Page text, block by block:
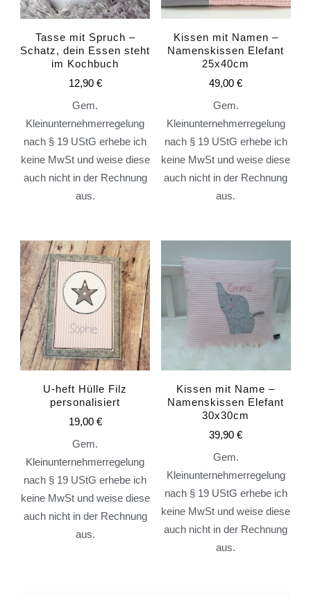
Tasse mit Spruch –
Schatz, dein Essen steht
im Kochbuch
12,90 €
Gem.
Kleinunternehmerregelung
nach § 19 UStG erhebe ich
keine MwSt und weise diese
auch nicht in der Rechnung
aus.
Kissen mit Namen –
Namenskissen Elefant
25x40cm
49,00€
Gem.
Kleinunternehmerregelung
nach § 19 UStG erhebe ich
keine MwSt und weise diese
auch nicht in der Rechnung
aus.
U-heft Hülle Filz
personalisiert
19,00 €
Gem.
Kleinunternehmerregelung
nach § 19 UStG erhebe ich
keine MwSt und weise diese
auch nicht in der Rechnung
aus.
Kissen mit Name –
Namenskissen Elefant
30x30cm
39,90€
Gem.
Kleinunternehmerregelung
nach § 19 UStG erhebe ich
keine MwSt und weise diese
auch nicht in der Rechnung
aus.